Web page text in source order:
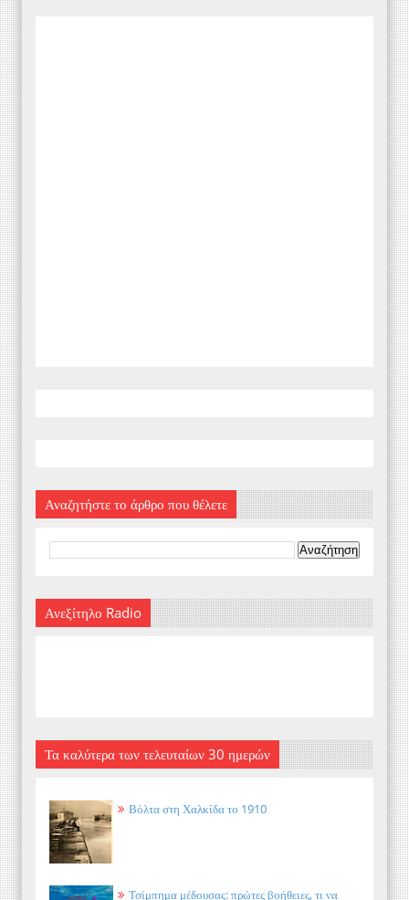
Αναζητήστε το άρθρο που θέλετε
Ανεξίτηλο Radio
Τα καλύτερα των τελευταίων 30 ημερών
Βόλτα στη Χαλκίδα το 1910
Τσίμπημα μέδουσας: πρώτες βοήθειες, τι να